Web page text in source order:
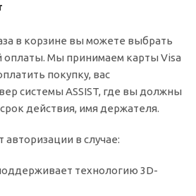
в корзине вы можете выбрать
оплаты. Мы принимаем карты Visa
покупку, вас
системы ASSIST, где вы должны
действия, имя держателя.
авторизации в случае:
технологию 3D-